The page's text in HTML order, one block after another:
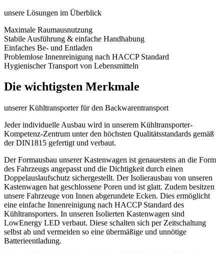
unsere Lösungen im Überblick
Maximale Raumausnutzung
Stabile Ausführung & einfache Handhabung
Einfaches Be- und Entladen
Problemlose Innenreinigung nach HACCP Standard
Hygienischer Transport von Lebensmitteln
Die wichtigsten Merkmale
unserer Kühltransporter für den Backwarentransport
Jeder individuelle Ausbau wird in unserem Kühltransporter-
Kompetenz-Zentrum unter den höchsten Qualitätsstandards gemäß
der DIN1815 gefertigt und verbaut.
Der Formausbau unserer Kastenwagen ist genauestens an die Form
des Fahrzeugs angepasst und die Dichtigkeit durch einen
Doppelauslaufschutz sichergestellt. Der Isolierausbau von unseren
Kastenwagen hat geschlossene Poren und ist glatt. Zudem besitzen
unsere Fahrzeuge von Innen abgerundete Ecken. Dies ermöglicht
eine einfache Innenreinigung nach HACCP Standard des
Kühltransporters. In unseren Isolierten Kastenwagen sind
LowEnergy LED verbaut. Diese schalten sich per Zeitschaltung
selbst ab und vermeiden so eine übermäßige und unnötige
Batterieentladung.